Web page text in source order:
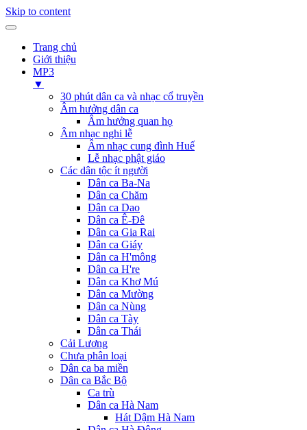
Skip to content
Trang chủ
Giới thiệu
MP3
▼
30 phút dân ca và nhạc cổ truyền
Âm hưởng dân ca
Âm hưởng quan họ
Âm nhạc nghi lễ
Âm nhạc cung đình Huế
Lễ nhạc phật giáo
Các dân tộc ít người
Dân ca Ba-Na
Dân ca Chăm
Dân ca Dao
Dân ca Ê-Đê
Dân ca Gia Rai
Dân ca Giáy
Dân ca H'mông
Dân ca H're
Dân ca Khơ Mú
Dân ca Mường
Dân ca Nùng
Dân ca Tày
Dân ca Thái
Cải Lương
Chưa phân loại
Dân ca ba miền
Dân ca Bắc Bộ
Ca trù
Dân ca Hà Nam
Hát Dậm Hà Nam